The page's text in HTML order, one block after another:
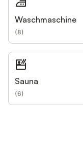
Waschmaschine
(8)
Sauna
(6)